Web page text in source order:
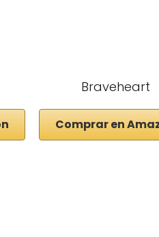
Braveheart
Comprar en